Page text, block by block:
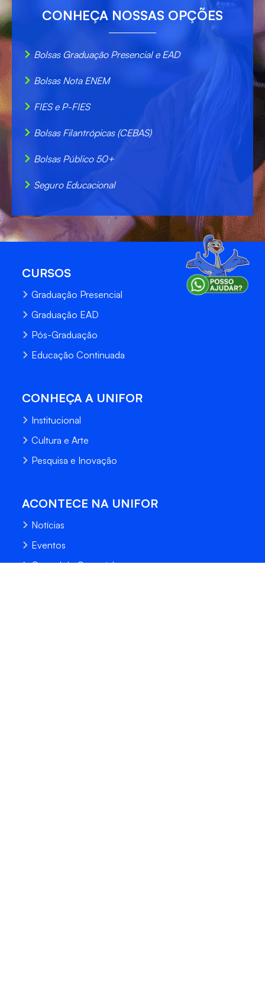
CONHEÇA NOSSAS OPÇÕES
Bolsas Graduação Presencial e EAD
Bolsas Nota ENEM
FIES e P-FIES
Bolsas Filantrópicas (CEBAS)
Bolsas Público 50+
Seguro Educacional
CURSOS
Graduação Presencial
Graduação EAD
Pós-Graduação
Educação Continuada
CONHEÇA A UNIFOR
Institucional
Cultura e Arte
Pesquisa e Inovação
ACONTECE NA UNIFOR
Notícias
Eventos
Central de Conteúdo